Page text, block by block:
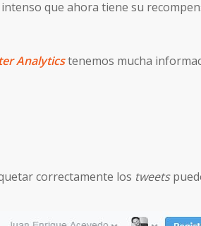
que ahora tiene su
Analyticstenemos mucha
correctamente los tweets